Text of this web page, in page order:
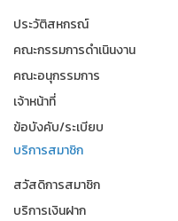
ประวัติสหกรณ์
คณะกรรมการดำเนินงาน
คณะอนุกรรมการ
เจ้าหน้าที่
ข้อบังคับ/ระเบียบ
บริการสมาชิก
สวัสดิการสมาชิก
บริการเงินฝาก